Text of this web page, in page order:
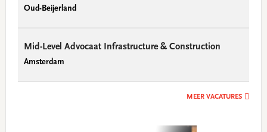
Oud-Beijerland
Mid-Level Advocaat Infrastructure & Construction
Amsterdam
MEER VACATURES